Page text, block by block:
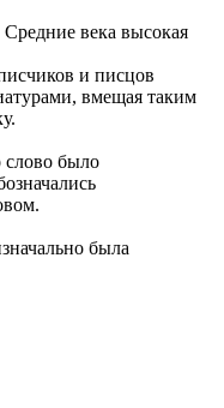
века высокая
и писцов
вмещая таким
слово было
была